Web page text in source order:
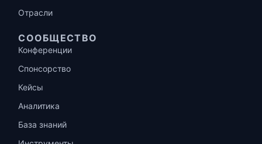
Отрасли
СООБЩЕСТВО
Конференции
Спонсорство
Кейсы
Аналитика
База знаний